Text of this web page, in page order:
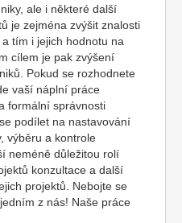
ale i některé další
je zejména zvýšit znalosti
tím i jejich hodnotu na
cílem je pak zvýšení
Pokud se rozhodnete
vaší náplní práce
formální správnosti
podílet na nastavování
výběru a kontrole
neméně důležitou rolí
konzultace a další
projektů. Nebojte se
z nás! Naše práce